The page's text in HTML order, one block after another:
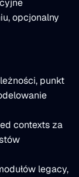
opcjonalny
punkt
contexts za
legacy,